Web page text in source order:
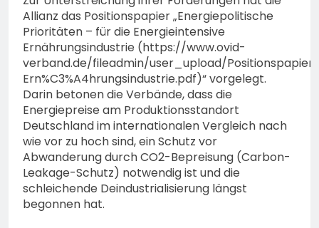
Allianz das Positionspapier „Energiepolitische
Prioritäten – für die Energieintensive
Ernährungsindustrie (https://www.ovid-
verband.de/fileadmin/user_upload/
Ern%C3%A4hrungsindustrie.pdf)“ vorgelegt.
Darin betonen die Verbände, dass die
Energiepreise am Produktionsstandort
Deutschland im internationalen Vergleich nach
wie vor zu hoch sind, ein Schutz vor
Abwanderung durch CO2-Bepreisung (Carbon-
Leakage-Schutz) notwendig ist und die
schleichende Deindustrialisierung längst
begonnen hat.